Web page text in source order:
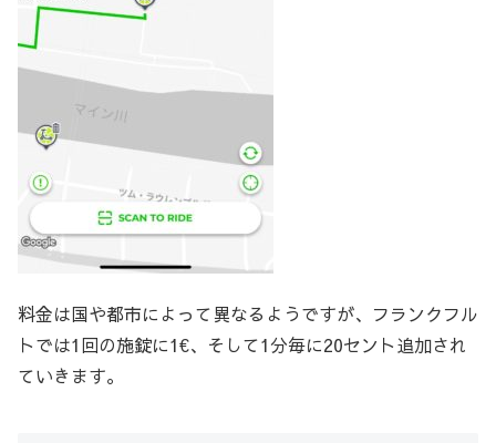
料金は国や都市によって異なるようですが、フランクフル
トでは1回の施錠に1€、そして1分毎に20セント追加され
ていきます。